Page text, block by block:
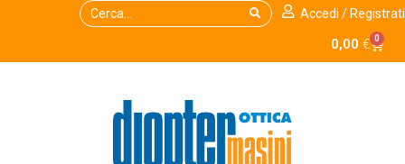
Accedi / Registrati
0,00 € 0